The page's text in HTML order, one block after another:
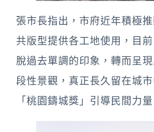
張市長指出，市府近年積極
共版型提供各工地使用，目
脫過去單調的印象，轉而呈
段性景觀，真正長久留在城
「桃園鑄城獎」引導民間力